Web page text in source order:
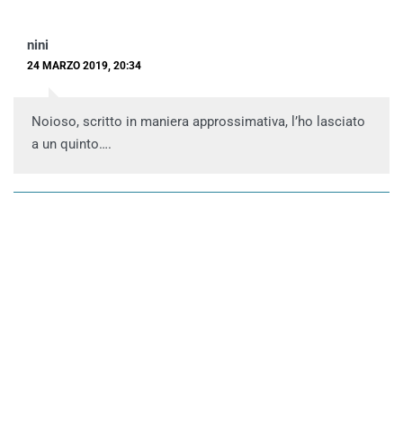
nini
24 MARZO 2019, 20:34
Noioso, scritto in maniera approssimativa, l’ho lasciato
a un quinto….